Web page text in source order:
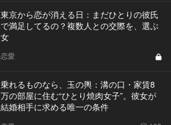
東京から恋が消える日：まだひとりの彼氏
で満足してるの？複数人との交際を、選ぶ
女
恋愛
乗れるものなら、玉の輿：溝の口・家賃8
万の部屋に住む“ひとり焼肉女子”。彼女が
結婚相手に求める唯一の条件